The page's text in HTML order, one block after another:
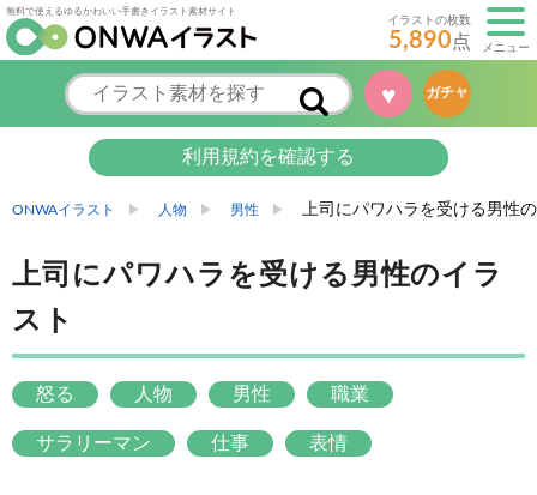
無料で使えるゆるかわいい手書きイラスト素材サイト
イラストの枚数
5,890点 メニュー
♥ ガチャ
利用規約を確認する
ONWAイラスト 人物 男性 上司にパワハラを受ける男性
上司にパワハラを受ける男性のイラ
スト
怒る 人物 男性 職業
サラリーマン 仕事 表情